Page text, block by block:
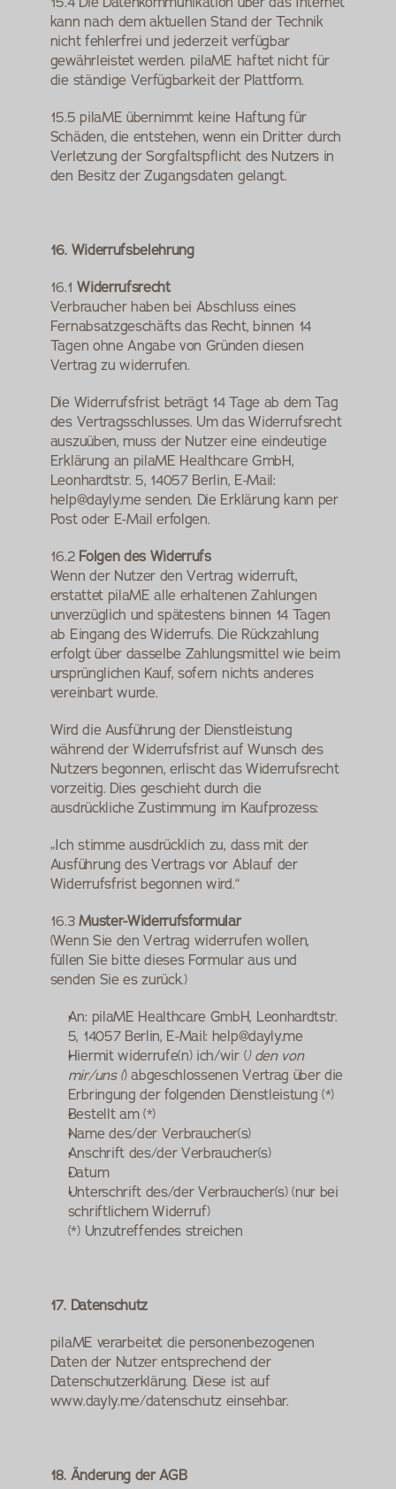
kann nach dem aktuellen Stand der Technik
nicht fehlerfrei und jederzeit verfügbar
gewährleistet werden. pilaME haftet nicht für
die ständige Verfügbarkeit der Plattform.
15.5 pilaME übernimmt keine Haftung für
Schäden, die entstehen, wenn ein Dritter durch
Verletzung der Sorgfaltspflicht des Nutzers in
den Besitz der Zugangsdaten gelangt.
16. Widerrufsbelehrung
16.1 Widerrufsrecht
Verbraucher haben bei Abschluss eines
Fernabsatzgeschäfts das Recht, binnen 14
Tagen ohne Angabe von Gründen diesen
Vertrag zu widerrufen.
Die Widerrufsfrist beträgt 14 Tage ab dem Tag
des Vertragsschlusses. Um das Widerrufsrecht
auszuüben, muss der Nutzer eine eindeutige
Erklärung an pilaME Healthcare GmbH,
Leonhardtstr. 5, 14057 Berlin, E-Mail:
help@dayly.me senden. Die Erklärung kann per
Post oder E-Mail erfolgen.
16.2 Folgen des Widerrufs
Wenn der Nutzer den Vertrag widerruft,
erstattet pilaME alle erhaltenen Zahlungen
unverzüglich und spätestens binnen 14 Tagen
ab Eingang des Widerrufs. Die Rückzahlung
erfolgt über dasselbe Zahlungsmittel wie beim
ursprünglichen Kauf, sofern nichts anderes
vereinbart wurde.
Wird die Ausführung der Dienstleistung
während der Widerrufsfrist auf Wunsch des
Nutzers begonnen, erlischt das Widerrufsrecht
vorzeitig. Dies geschieht durch die
ausdrückliche Zustimmung im Kaufprozess:
„Ich stimme ausdrücklich zu, dass mit der
Ausführung des Vertrags vor Ablauf der
Widerrufsfrist begonnen wird.“
16.3 Muster-Widerrufsformular
(Wenn Sie den Vertrag widerrufen wollen,
füllen Sie bitte dieses Formular aus und
senden Sie es zurück.)
An: pilaME Healthcare GmbH, Leonhardtstr.
5, 14057 Berlin, E-Mail: help@dayly.me
Hiermit widerrufe(n) ich/wir () den von
mir/uns () abgeschlossenen Vertrag über die
Erbringung der folgenden Dienstleistung (*)
Bestellt am (*)
Name des/der Verbraucher(s)
Anschrift des/der Verbraucher(s)
Datum
Unterschrift des/der Verbraucher(s) (nur bei
schriftlichem Widerruf)
(*) Unzutreffendes streichen
17. Datenschutz
pilaME verarbeitet die personenbezogenen
Daten der Nutzer entsprechend der
Datenschutzerklärung. Diese ist auf
www.dayly.me/datenschutz einsehbar.
18. Änderung der AGB